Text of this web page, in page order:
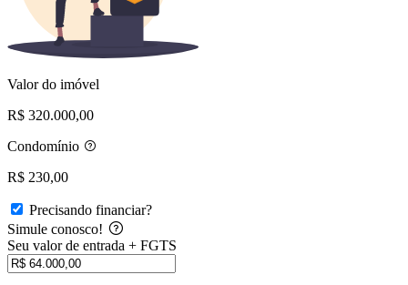
Valor do imóvel
R$ 320.000,00
Condomínio
R$ 230,00
Precisando financiar?
Simule conosco!
Seu valor de entrada + FGTS